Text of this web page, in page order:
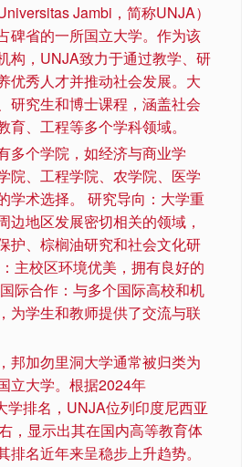
Jambi，简称UNJA）
碑省的一所国立大学。作为该
构，UNJA致力于通过教学、研
优秀人才并推动社会发展。大
研究生和博士课程，涵盖社会
育、工程等多个学科领域。
多个学院，如经济与商业学
院、工程学院、农学院、医学
学术选择。 研究导向：大学重
边地区发展密切相关的领域，
护、棕榈油研究和社会文化研
主校区环境优美，拥有良好的
际合作：与多个国际高校和机
为学生和教师提供了交流与联
邦加勿里洞大学通常被归类为
立大学。根据2024年
学排名，UNJA位列印度尼西亚
，显示出其在国内高等教育体
排名近年来呈稳步上升趋势。